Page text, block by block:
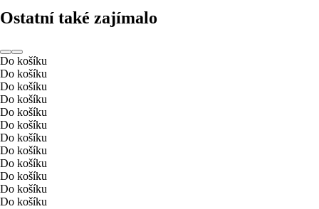
Ostatní také zajímalo
Do košíku
Do košíku
Do košíku
Do košíku
Do košíku
Do košíku
Do košíku
Do košíku
Do košíku
Do košíku
Do košíku
Do košíku